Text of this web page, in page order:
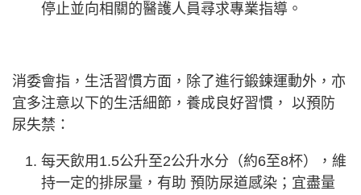
停止並向相關的醫護人員尋求專業指導。
消委會指，生活習慣方面，除了進行鍛鍊運動外，亦
宜多注意以下的生活細節，養成良好習慣， 以預防
尿失禁：
每天飲用1.5公升至2公升水分（約6至8杯），維
持一定的排尿量，有助 預防尿道感染；宜盡量